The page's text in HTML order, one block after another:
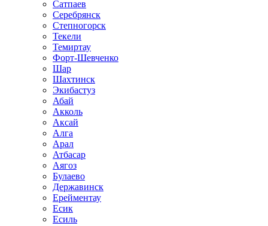
Сатпаев
Серебрянск
Степногорск
Текели
Темиртау
Форт-Шевченко
Шар
Шахтинск
Экибастуз
Абай
Акколь
Аксай
Алга
Арал
Атбасар
Аягоз
Булаево
Державинск
Ерейментау
Есик
Есиль